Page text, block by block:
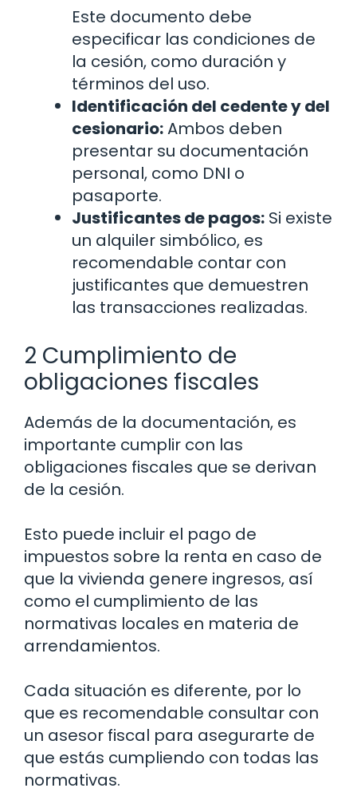
Este documento debe
especificar las condiciones de
la cesión, como duración y
términos del uso.
Identificación del cedente y del
cesionario:Ambos deben
presentar su documentación
personal, como DNI o
pasaporte.
Justificantes de pagos: Si existe
un alquiler simbólico, es
recomendable contar con
justificantes que demuestren
las transacciones realizadas.
2 Cumplimiento de
obligaciones fiscales
Además de la documentación, es
importante cumplir con las
obligaciones fiscales que se derivan
de la cesión.
Esto puede incluir el pago de
impuestos sobre la renta en caso de
que la vivienda genere ingresos, así
como el cumplimiento de las
normativas locales en materia de
arrendamientos.
Cada situación es diferente, por lo
que es recomendable consultar con
un asesor fiscal para asegurarte de
que estás cumpliendo con todas las
normativas.